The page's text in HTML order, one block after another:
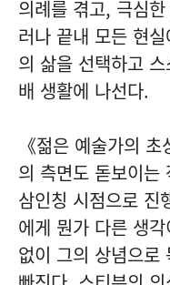
의례를 겪고, 극심
러나 끝내 모든 현
의 삶을 선택하고
배 생활에 나선다.
《젊은 예술가의
의 측면도 돋보이는
삼인칭 시점으로 진
에게 뭔가 다른 생
없이 그의 상념으로